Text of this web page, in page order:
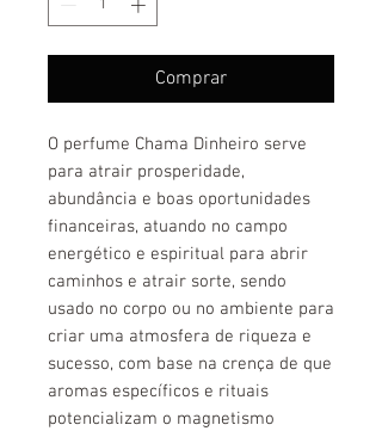
Comprar
O perfume Chama Dinheiro serve
para atrair prosperidade,
abundância e boas oportunidades
financeiras, atuando no campo
energético e espiritual para abrir
caminhos e atrair sorte, sendo
usado no corpo ou no ambiente para
criar uma atmosfera de riqueza e
sucesso, com base na crença de que
aromas específicos e rituais
potencializam o magnetismo